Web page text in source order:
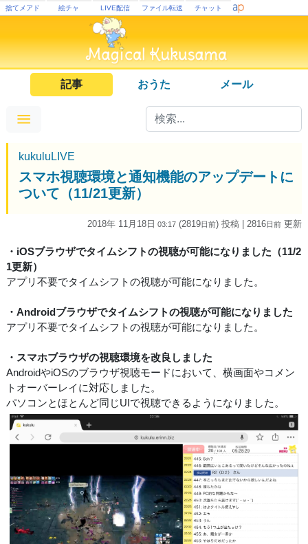
捨てメアド 絵チャ LIVE配信 ファイル転送 チャット
記事 おうた メール
kukuluLIVE
スマホ視聴環境と通知機能のアップデートに
ついて（11/21更新）
2018年 11月18日 03:17 (2819日前) 投稿 | 2816日前 更新
・iOSブラウザでタイムシフトの視聴が可能になりました（11/2
1更新）
アプリ不要でタイムシフトの視聴が可能になりました。
・Androidブラウザでタイムシフトの視聴が可能になりました
アプリ不要でタイムシフトの視聴が可能になりました。
・スマホブラウザの視聴環境を改良しました
AndroidやiOSのブラウザ視聴モードにおいて、横画面やコメン
トオーバーレイに対応しました。
パソコンとほとんど同じUIで視聴できるようになりました。